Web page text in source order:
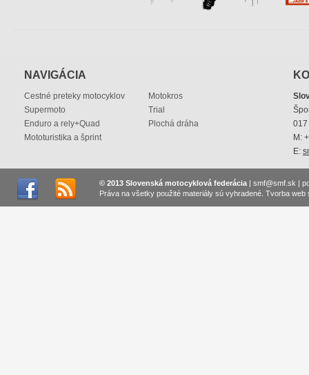
NAVIGÁCIA
Cestné preteky motocyklov
Motokros
Supermoto
Trial
Enduro a rely+Quad
Plochá dráha
Mototuristika a šprint
017
M:
E:
© 2013 Slovenská motocyklová federácia | smf@smf.sk |
Práva na všetky použité materiály sú vyhradené. Tvorba web